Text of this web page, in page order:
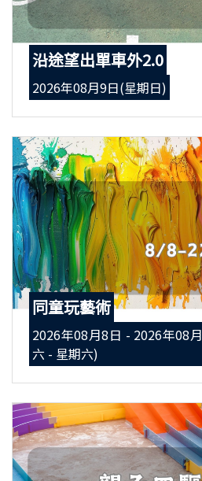
沿途望出單車外2.0
2026年08月9日(星期日)
同童玩藝術
2026年08月8日 - 2026年08
六 - 星期六)